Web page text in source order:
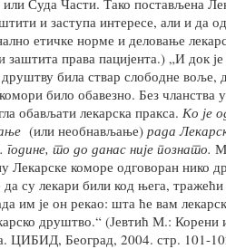
и заступа интересе, али и да
етичке норме и деловање
заштита права пацијента.) „И док
била ствар слободне воље,
било обавезно. Без чланства
обављати лекарска пракса. Ко је
(или необнављање) рада
то до данас није познато.
Лекарске коморе одговоран нико
да су лекари били код њега,
им је он рекао: шта ће вам
друштво.“ (Јевтић М.:
ЦИБИД, Београд, 2004. стр. 101-